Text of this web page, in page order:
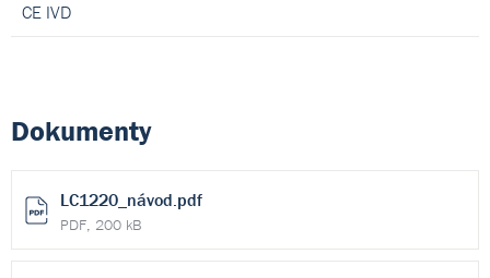
CE IVD
Dokumenty
LC1220_návod.pdf
PDF, 200 kB